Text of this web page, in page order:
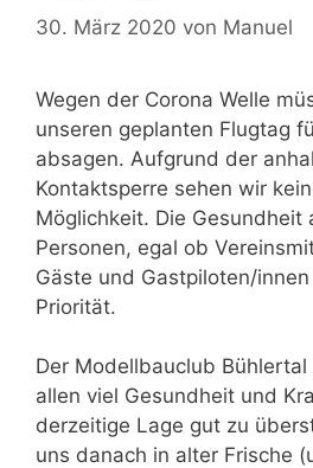
30. März 2020 von Manuel
Wegen der Corona Welle
unseren geplanten Flugtag
absagen. Aufgrund der
Kontaktsperre sehen wir
Möglichkeit. Die Gesundheit
Personen, egal ob
Gäste und Gastpiloten/
Priorität.
Der Modellbauclub Bühlertal
allen viel Gesundheit und
derzeitige Lage gut zu
uns danach in alter Frische